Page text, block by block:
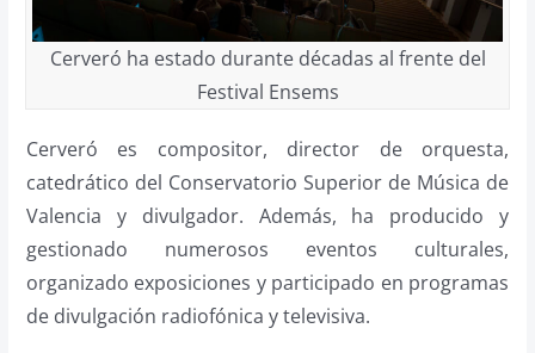
Cerveró ha estado durante décadas al frente del
Festival Ensems
Cerveró es compositor, director de orquesta,
catedrático del Conservatorio Superior de Música de
Valencia y divulgador. Además, ha producido y
gestionado numerosos eventos culturales,
organizado exposiciones y participado en programas
de divulgación radiofónica y televisiva.